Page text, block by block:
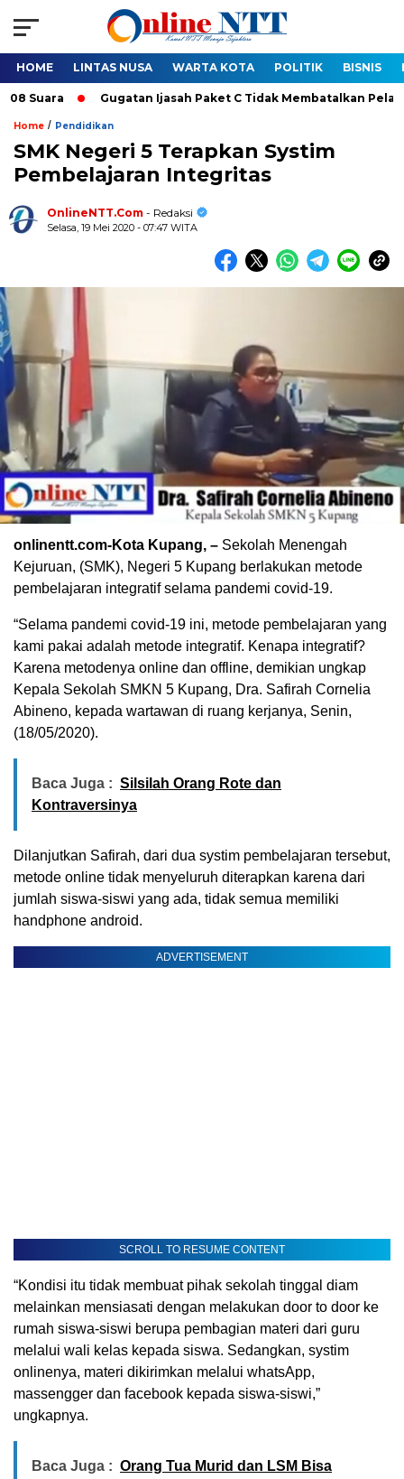
HOME LINTAS NUSA WARTA KOTA POLITIK BISNIS
Gugatan Ijasah Paket C Tidak Membatalkan
Home / Pendidikan
SMK Negeri 5 Terapkan Systim
Pembelajaran Integritas
OnlineNTT.Com - Redaksi
Selasa, 19 Mei 2020 - 07:47 WITA
onlinentt.com-Kota Kupang, – Sekolah Menengah
Kejuruan, (SMK), Negeri 5 Kupang berlakukan metode
pembelajaran integratif selama pandemi covid-19.
“Selama pandemi covid-19 ini, metode pembelajaran yang
kami pakai adalah metode integratif. Kenapa integratif?
Karena metodenya online dan offline, demikian ungkap
Kepala Sekolah SMKN 5 Kupang, Dra. Safirah Cornelia
Abineno, kepada wartawan di ruang kerjanya, Senin,
(18/05/2020).
Baca Juga : Silsilah Orang Rote dan
Kontraversinya
Dilanjutkan Safirah, dari dua systim pembelajaran tersebut,
metode online tidak menyeluruh diterapkan karena dari
jumlah siswa-siswi yang ada, tidak semua memiliki
handphone android.
ADVERTISEMENT
SCROLL TO RESUME CONTENT
“Kondisi itu tidak membuat pihak sekolah tinggal diam
melainkan mensiasati dengan melakukan door to door ke
rumah siswa-siswi berupa pembagian materi dari guru
melalui wali kelas kepada siswa. Sedangkan, systim
onlinenya, materi dikirimkan melalui whatsApp,
massengger dan facebook kepada siswa-siswi,”
ungkapnya.
Baca Juga : Orang Tua Murid dan LSM Bisa